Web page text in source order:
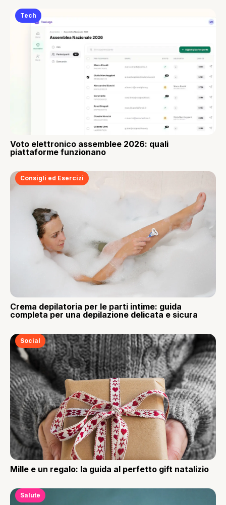
Tech
Voto elettronico assemblee 2026: quali
piattaforme funzionano
Consigli ed Esercizi
Crema depilatoria per le parti intime: guida
completa per una depilazione delicata e sicura
Social
Mille e un regalo: la guida al perfetto gift natalizio
Salute